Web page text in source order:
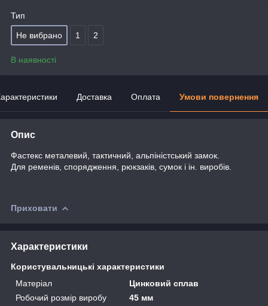
Тип
Не вибрано 1 2
В наявності
Доставка Оплата Умови повернення
Опис
Фастекс металевий, тактичний, альпіністський замок.
Для ременів, спорядження, рюкзаків, сумок і ін. виробів.
Приховати
Характеристики
Користувальницькі характеристики
Матеріал
Цинковий сплав
Робочий розмір виробу
45 мм